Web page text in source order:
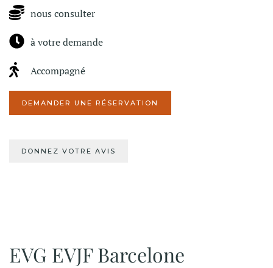
nous consulter
à votre demande
Accompagné
DEMANDER UNE RÉSERVATION
DONNEZ VOTRE AVIS
EVG EVJF Barcelone